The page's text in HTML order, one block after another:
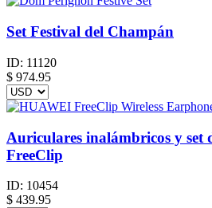
Set Festival del Champán
ID: 11120
$ 974.95
Auriculares inalámbricos y set
FreeClip
ID: 10454
$ 439.95